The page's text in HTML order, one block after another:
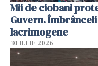
Mii de ciobani
Guvern.
lacrimogene
30 IULIE 2026